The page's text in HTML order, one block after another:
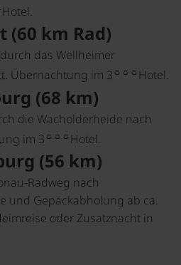
Hotel.
(60 km Rad)
das Wellheimer
Übernachtung im 3☼☼☼ Hotel.
(68 km)
die Wacholderheide nach
im 3☼☼☼ Hotel.
(56 km)
Radweg nach
und Gepäckabholung ab ca.
oder Zusatznacht in